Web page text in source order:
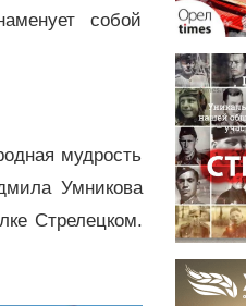
собой
мудрость
Умникова
Стрелецком.